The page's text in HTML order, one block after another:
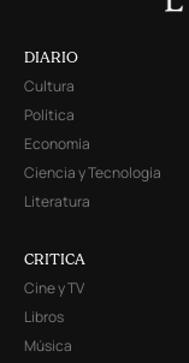
DIARIO
Cultura
Política
Economía
Ciencia y Tecnología
Literatura
CRITICA
Cine y TV
Libros
Música